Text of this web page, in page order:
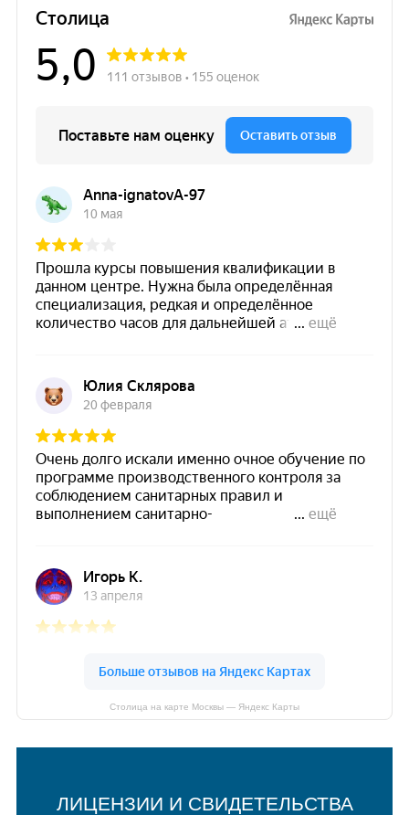
Столица на карте Москвы — Яндекс Карты
ЛИЦЕНЗИИ И СВИДЕТЕЛЬСТВА